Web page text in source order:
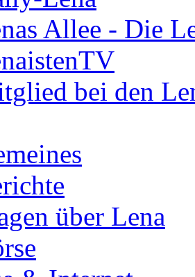
Allee - Die
bei den
über Lena